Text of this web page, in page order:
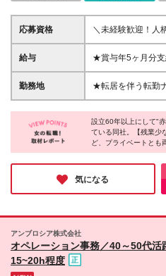
応募資格
＼未経験歓迎！人柄重視
者や社内の営業な
仕事です。そのた
手の話に耳を傾け
が取れる方を歓迎します。 【必須
普通自動車運転免許（AT限
学歴不問
給与
★賞与年5ヶ月分支
月分となります）
賞与（業績による） ※経験・能力を考慮の上決定
※試用期間あり：6
りません)
勤務地
★転居を伴う転勤
営業本部 が勤務地になりま
内でのお問い合
や商品・業務に
す！ ◇その後は、先輩に同行する形で 少しずつお
客様先を訪問していきまし
理解は仕事をしな
人での訪問もある ◇訪問できるようサポートしてい
きますので、 ゆ
設立60年以上にして"
ている同社。【残業少
ど、プライベートとも
採用担当の方々にお話
雰囲気」に惹かれて入
司・部下に関係なくフ
ミュニケーションが好
気になる
アンブロシア株式会社
オペレーション事務／40～50代活
15~20h程度